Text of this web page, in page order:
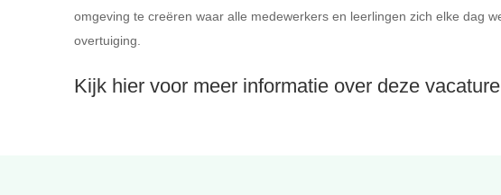
omgeving te creëren waar alle medewerkers en leerlingen zich elke dag
overtuiging.
Kijk hier voor meer informatie over deze vacature